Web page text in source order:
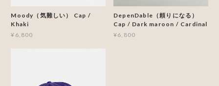
Moody（気難しい） Cap /
Khaki
¥6,800
DepenDable（頼りになる）
Cap / Dark maroon / Cardinal
¥6,800